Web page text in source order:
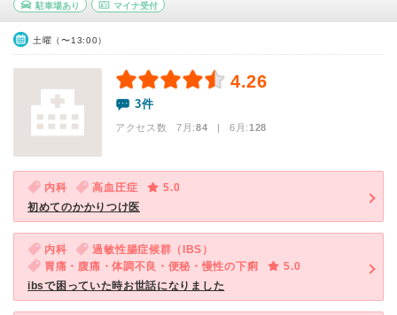
駐車場あり マイナ受付
土曜（〜13:00）
4.26
3件
アクセス数 7月:84 | 6月:128
内科 高血圧症
5.0
初めてのかかりつけ医
内科
過敏性腸症候群（IBS）
胃痛・腹痛・体調不良・便秘・慢性の下痢
5.0
ibsで困っていた時お世話になりました